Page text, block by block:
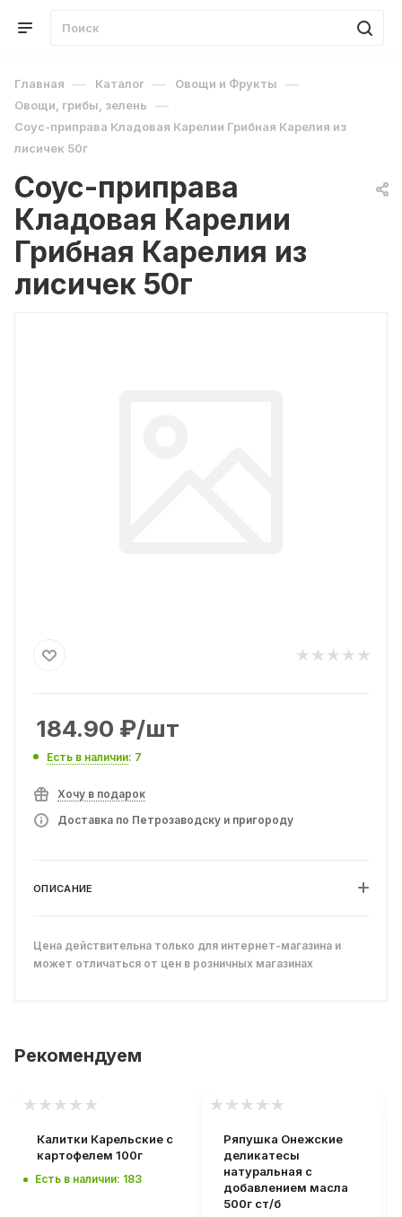
Главная — Каталог — Овощи и Фрукты —
Овощи, грибы, зелень —
Соус-приправа Кладовая Карелии Грибная Карелия из
лисичек 50г
Соус-приправа
Кладовая Карелии
Грибная Карелия из
лисичек 50г
184.90 ₽/шт
Есть в наличии: 7
Хочу в подарок
Доставка по Петрозаводску и пригороду
ОПИСАНИЕ
Цена действительна только для интернет-магазина и
может отличаться от цен в розничных магазинах
Рекомендуем
Калитки Карельские с
картофелем 100г
Есть в наличии: 183
Ряпушка Онежские
деликатесы
натуральная с
добавлением масла
500г ст/б